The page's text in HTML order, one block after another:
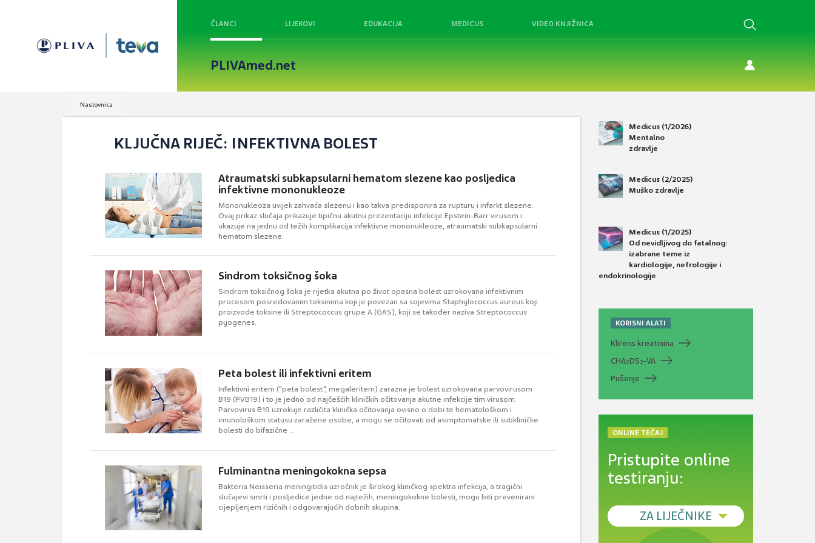
ČLANCI LIJEKOVI EDUKACIJA MEDICUS VIDEO KNJIŽNICA
PLIVAmed.net
Naslovnica
KLJUČNA RIJEČ: INFEKTIVNA BOLEST
Atraumatski subkapsularni hematom slezene kao posljedica
infektivne mononukleoze
Mononukleoza uvijek zahvaća slezenu i kao takva predisponira za rupturu i infarkt slezene.
Ovaj prikaz slučaja prikazuje tipičnu akutnu prezentaciju infekcije Epstein-Barr virusom i
ukazuje na jednu od težih komplikacija infektivne mononukleoze, atraumatski subkapsularni
hematom slezene.
Sindrom toksičnog šoka
Sindrom toksičnog šoka je rijetka akutna po život opasna bolest uzrokovana infektivnim
procesom posredovanim toksinima koji je povezan sa sojevima Staphylococcus aureus koji
proizvode toksine ili Streptococcus grupe A (GAS), koji se također naziva Streptococcus
pyogenes.
Peta bolest ili infektivni eritem
Infektivni eritem (“peta bolest“, megaleritem) zarazna je bolest uzrokovana parvovirusom
B19 (PVB19) i to je jedno od najčešćih kliničkih očitovanja akutne infekcije tim virusom.
Parvovirus B19 uzrokuje različita klinička očitovanja ovisno o dobi te hematološkom i
imunološkom statusu zaražene osobe, a mogu se očitovati od asimptomatske ili subkliničke
bolesti do bifazične ...
Fulminantna meningokokna sepsa
Bakteria Neisseria meningitidis uzročnik je širokog kliničkog spektra infekcija, a tragični
slučajevi smrti i posljedice jedne od najtežih, meningokokne bolesti, mogu biti prevenirani
cijepljenjem rizičnih i odgovarajućih dobnih skupina.
Medicus (1/2026)
Mentalno
zdravlje
Medicus (2/2025)
Muško zdravlje
Medicus (1/2025)
Od nevidljivog do fatalnog:
izabrane teme iz
kardiologije, nefrologije i
endokrinologije
KORISNI ALATI
Klirens kreatinina
CHA2DS2-VA
Pušenje
ONLINE TEČAJ
Pristupite online
testiranju:
ZA LIJEČNIKE